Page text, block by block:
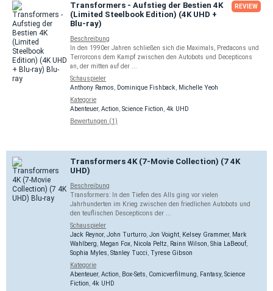
Transformers - Aufstieg der Bestien 4K
(Limited Steelbook Edition) (4K UHD +
Blu-ray)
REVIEW
Beschreibung
In den 1990er Jahren schließen sich die Maximals, Predacons und
Terrorcons dem Kampf zwischen den Autobots und Decepticons
an, der mitten auf der ...
Schauspieler
Anthony Ramos
Dominique Fishback
Michelle Yeoh
Kategorie
Abenteuer, Action Science Fiction 4k UHD
Bewertungen (1)
Transformers 4K (7-Movie Collection) (7 4K
UHD)
Beschreibung
Transformers: In den Tiefen des Alls ging vor vielen
Jahrhunderten im Krieg zwischen den friedlichen Autobots und
den teuflischen Descepticons der ...
Schauspieler
Jack Reynor, John Turturro Jon Voight Kelsey Grammer, Mark
Wahlberg
Megan Fox Nicola Peltz Rainn Wilson Shia LaBeouf
Sophia Myles Stanley Tucci Tyrese Gibson
Kategorie
Abenteuer, Action Box-Sets Comicverfilmung Fantasy, Science
Fiction 4k UHD